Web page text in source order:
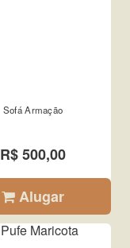
Sofá Armação
R$ 500,00
Alugar